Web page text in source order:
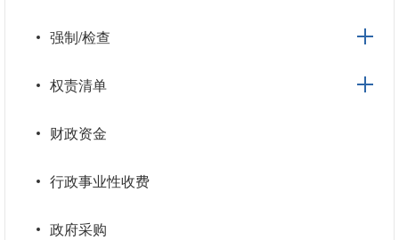
强制/检查
权责清单
财政资金
行政事业性收费
政府采购